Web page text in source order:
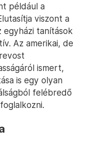
például a
viszont a
egyházi tanítások
Az amerikai, de
ismert,
is egy olyan
felébredő